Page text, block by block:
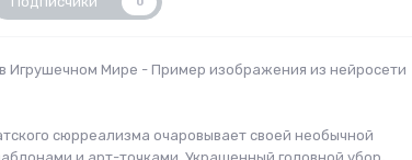
Игрушечном Мире - Пример изображения из нейросети
сюрреализма очаровывает своей необычной